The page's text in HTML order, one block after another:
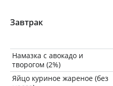
Завтрак
Намазка с авокадо и
творогом (2%)
Яйцо куриное жареное (без